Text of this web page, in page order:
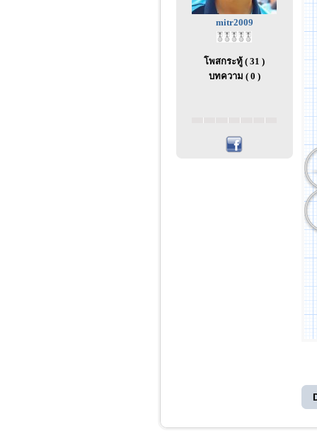
mitr2009
โพสกระทู้ ( 31 )
บทความ ( 0 )